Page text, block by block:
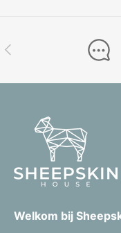
Vorige
Welkom bij